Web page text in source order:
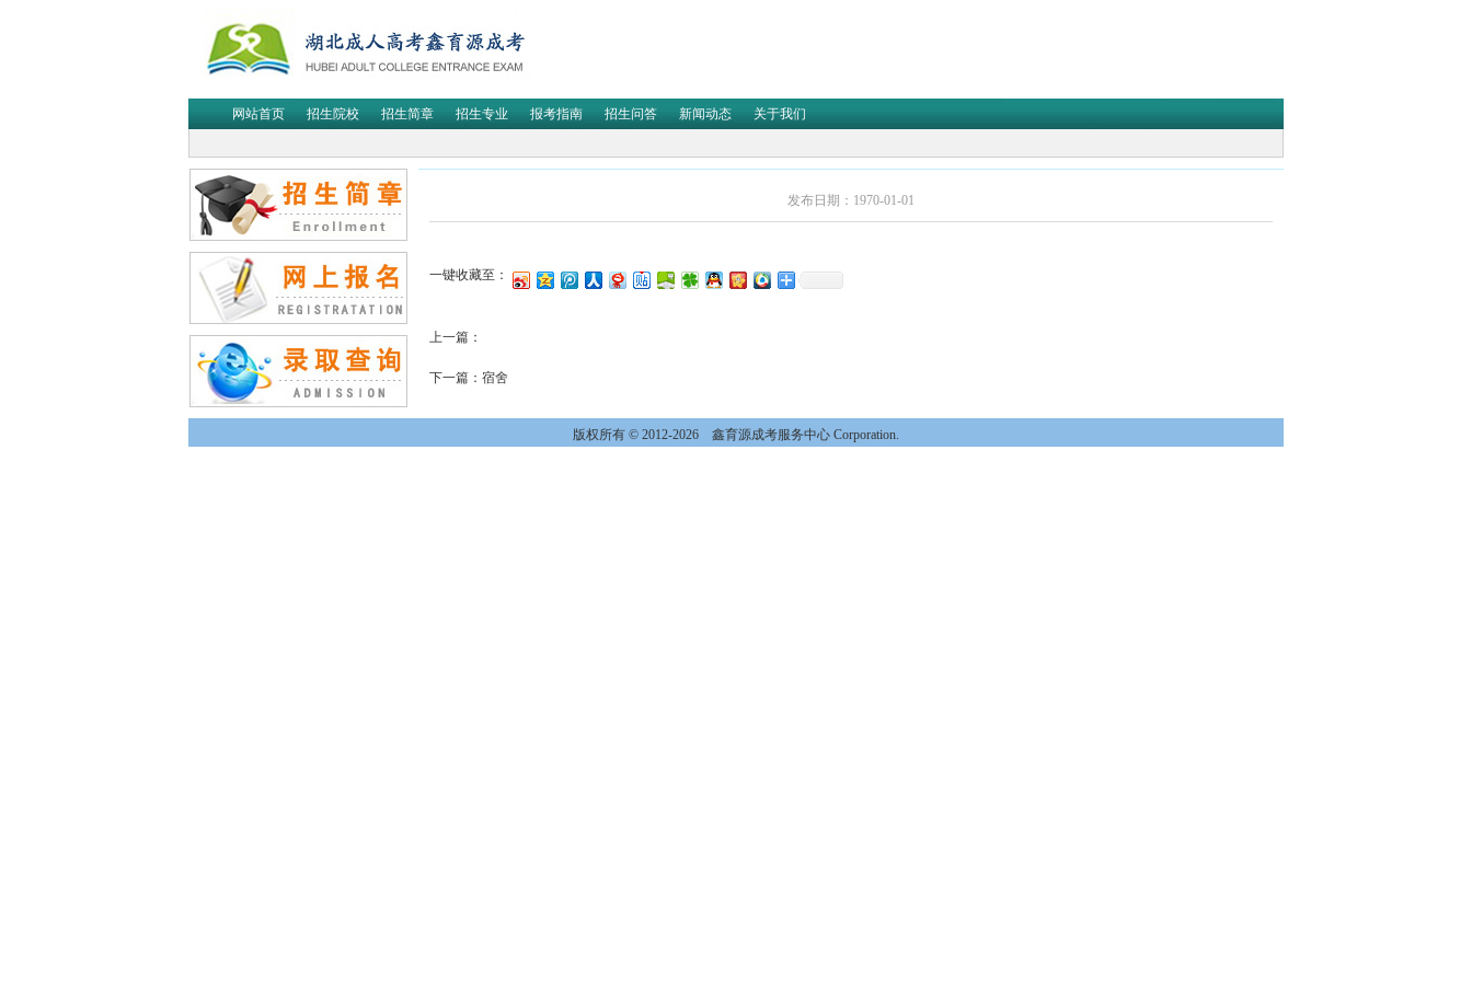
网站首页 招生院校 招生简章 招生专业 报考指南 招生问答 新闻动态 关于我们
发布日期：1970-01-01
一键收藏至：
上一篇：
下一篇： 宿舍
版权所有 © 2012-2026 鑫育源成考服务中心 Corporation.